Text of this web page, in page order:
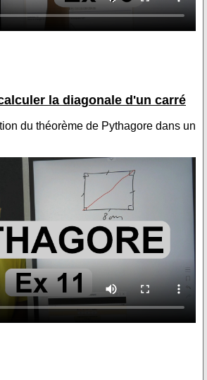
la diagonale d'un carré
du théorème de Pythagore dans un